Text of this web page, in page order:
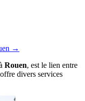
→
Rouen, est le lien entre
divers services